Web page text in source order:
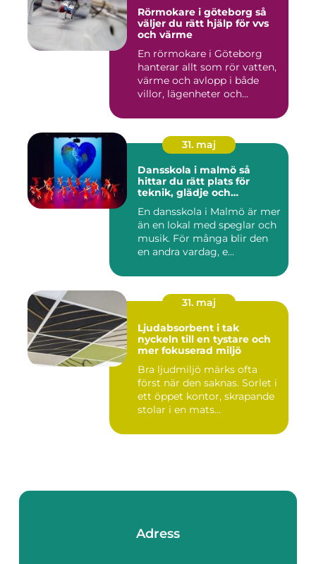
Rörmokare i göteborg så
väljer du rätt hjälp för vvs
och värme
En rörmokare i Göteborg
hanterar allt som rör vatten,
värme och avlopp i både
villor, lägenheter och...
31. maj
Dansskola i malmö så
hittar du rätt plats för
teknik, glädje och
En dansskola i Malmö är mer
än en lokal med speglar och
musik. För många blir den
en andra vardag, e...
31. maj
Ljudabsorbent i tak
nyckeln till en tystare och
mer fokuserad miljö
Bra ljudmiljö märks ofta
först när den saknas. Sorlet i
ett öppet kontor, skrapande
stolar i en mats...
Adress